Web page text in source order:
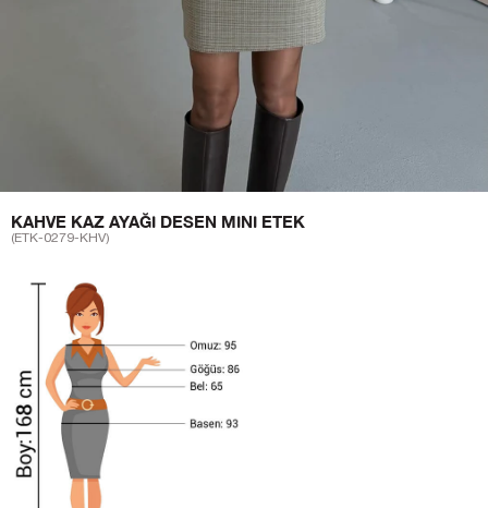
KAHVE KAZ AYAĞI DESEN MINI ETEK
(ETK-0279-KHV)